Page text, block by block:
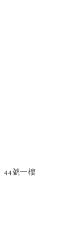
44號一樓